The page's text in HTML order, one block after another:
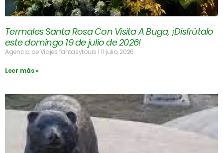
Termales Santa Rosa Con Visita A Buga, ¡Disfrútalo
este domingo 19 de julio de 2026!
Agencia de Viajes fantasytours 11 julio, 2026
Leer más »